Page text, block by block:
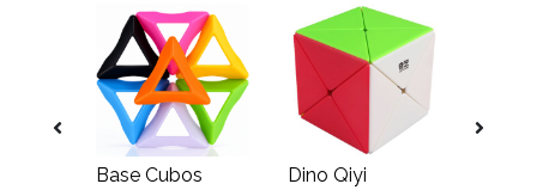
Base Cubos Dino Qiyi